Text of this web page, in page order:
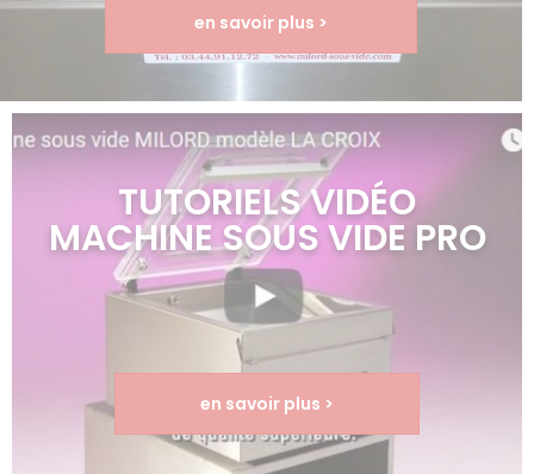
en savoir plus >
TUTORIELS VIDÉO
MACHINE SOUS VIDE PRO
en savoir plus >